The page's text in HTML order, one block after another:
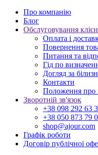
Про компанію
Блог
Обслуговування
Оплата і
Повернення
Питання та
Гід по
Догляд за
Контакти
Положення про
Зворотній зв'язок
+38 098 292 63
+38 050 873 79
shop@ajour.com
Графік роботи
Договір публічної